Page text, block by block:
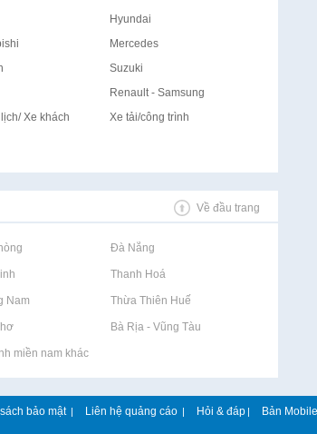
Hyundai
Mercedes
Suzuki
Renault - Samsung
Xe khách
Xe tải/công trình
Về đầu trang
Rao vặt tại Đà Nẵng
Rao vặt tại Thanh Hoá
Nam Rao vặt tại Thừa Thiên Huế
Rao vặt tại Bà Rịa - Vũng Tàu
miền nam khác
bảo mật | Liên hệ quảng cáo | Hỏi & đáp | Bản Mobile